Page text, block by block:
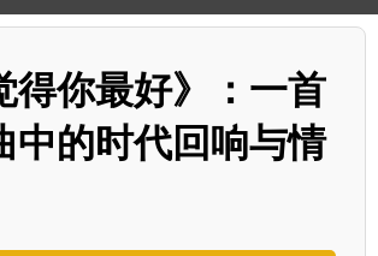
得你最好》：一首
中的时代回响与情